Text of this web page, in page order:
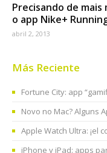
Precisando de
o app Nike+
abril 2, 2013
Más Reciente
Fortune City: app
Novo no Mac? Alguns
Apple Watch Ultra: ¡el
iPhone y iPad: apps